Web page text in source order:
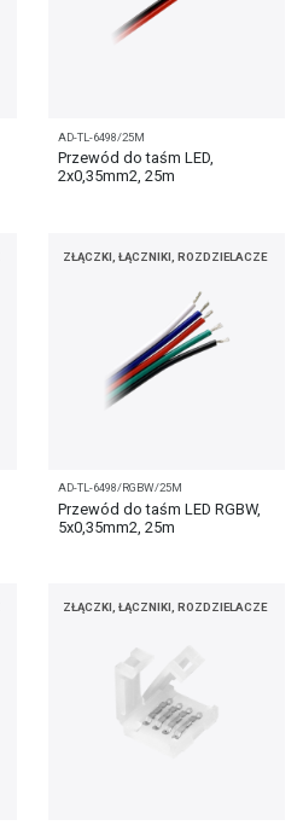
AD-TL-6498/25M
Przewód do taśm LED,
2x0,35mm2, 25m
ZŁĄCZKI, ŁĄCZNIKI, ROZDZIELACZE
AD-TL-6498/RGBW/25M
Przewód do taśm LED RGBW,
5x0,35mm2, 25m
ZŁĄCZKI, ŁĄCZNIKI, ROZDZIELACZE